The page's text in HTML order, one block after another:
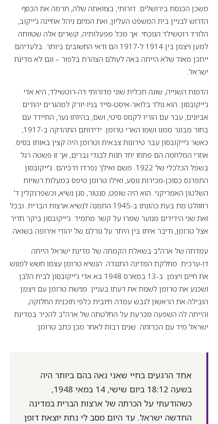
משכן הכנסת בירושלים. דורותי, בצוואתה שלה, תרמה את הכסף
הדרוש לבניין בית המשפט העליון, ואת המיזם ניהל אחיינה ג'ייקוב,
הלורד רוטשילד הנוכחי. אך מכל מפעלותיה, קשרים אלה שטוותה
למען ויצמן בין 1914 ל-1917 הם ודאי החשובים ביותר. בלעדיהם
ייתכן מאוד שלא הייתה באה לעולם הצהרת בלפור – וגם לא מדינת
ישראל.
הדמות השנייה, שונה תכלית שוני מדורותי דה-רוטשילד, היא אדי
ג'ייקובסון. הוא נולד בלואר-איסט-סייד בניו-יורק למהגרים יהודים
אביונים, עבר עם הוריו לקנזס סיטי, ושם, בהיותו נער, התיידד עם
בחור מבוגר ממנו ושמו הארי טרומן. ידידותם התהדקה ב-1917,
כאשר ג'ייקובסון עבר טירונות צבאית וטרומן היה קצין באותו בסיס.
אחרי המלחמה הם פתחו יחד חנות לבגדי גברים, אך זו פשטה רגל
בשפל הכלכלי של 1922. משם ואילך נפרדו דרכיהם. ג'ייקובסון
התפרנס כסוכן-מכירות נוסע, ואילו טרומן טיפס במעלות רשויות
השלטון האמריקני. הוא היה שופט, סנטור, סגן נשיא, וכשפרנקלין ד'
רוזוולט מת בעת כהונתו ב-1945 התמנה לנשיא ארצות הברית. ובכל
זאת שני הידידים מנוער שמרו על קשר מתמיד. ג'ייקובסון ביקר תדיר
אצל טרומן, ודיבר איתו בין היתר על גורלם של יהודי אירופה בשואה.
עמדתה של ארה"ב בשאלת הקמתה של מדינת ישראל הייתה
דו-ערכית. מחלקת המדינה התנגדה. הנשיא טרומן עצמו חשש לפגוש
את חיים ויצמן. ב-13 במארס 1948 בא אדי ג'ייקובסון לבית הלבן
ושכנע את טרומן לשנות את דעתו בעניין. פגישת טרומן עם ויצמן
הובילה את הראשון לגבש עמדה חיובית כלפי תוכנית החלוקה,
והייתה לה השפעה מכרעת על החלטתה של ארה"ב להכיר במדינת
ישראל מיד עם הכרזתה. שנים רבות לאחר מכן כתב טרומן:
אחד הרגעים בחיי שאני גאה בהם ביותר היה
בשעה 18:12 ביום שישי, 14 במאי 1948,
כשהודעתי על הכרתה של ארצות הברית במדינה
החדשה ישראל. עד היום מסב לי נחת יוצאת דופן